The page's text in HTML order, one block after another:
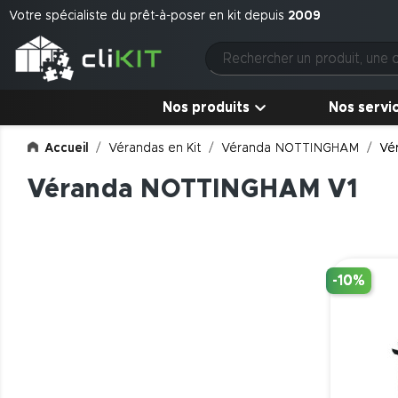
Votre spécialiste du prêt-à-poser en kit depuis 2009
Nos produits Nos
Accueil Vérandas en Kit Véranda NOTTINGHAM
Véranda NOTTINGHAM V1
-10%